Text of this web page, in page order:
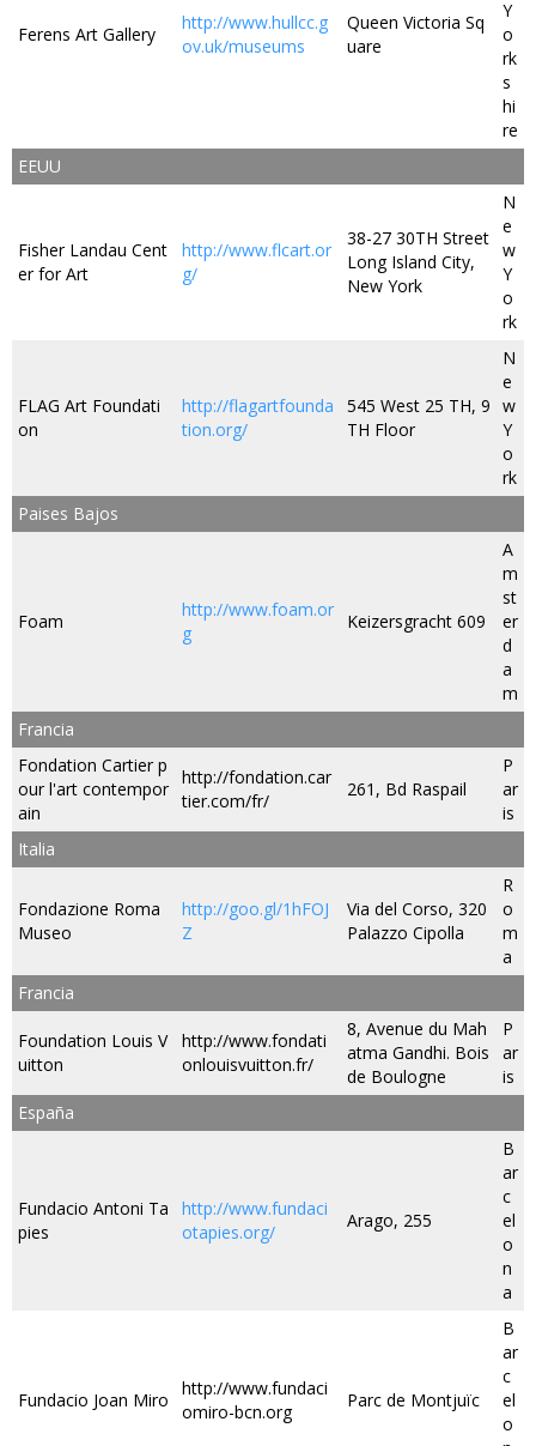
Ferens Art Gallery
http://www.hullcc.g
ov.uk/museums
Queen Victoria Sq
uare
Y
o
rk
s
hi
re
EEUU
Fisher Landau Cent
er for Art
http://www.flcart.or
g/
38-27 30TH Street
Long Island City,
New York
N
e
w
Y
o
rk
FLAG Art Foundati
on
http://flagartfounda
tion.org/
545 West 25 TH, 9
TH Floor
N
e
w
Y
o
rk
Paises Bajos
Foam
http://www.foam.or
g
Keizersgracht 609
A
m
st
er
d
a
m
Francia
Fondation Cartier p
our l'art contempor
ain
http://fondation.car
tier.com/fr/
261, Bd Raspail
P
ar
is
Italia
Fondazione Roma
Museo
http://goo.gl/1hFOJ
Z
Via del Corso, 320
Palazzo Cipolla
R
o
m
a
Francia
Foundation Louis V
uitton
http://www.fondati
onlouisvuitton.fr/
8, Avenue du Mah
atma Gandhi. Bois
de Boulogne
P
ar
is
España
Fundacio Antoni Ta
pies
http://www.fundaci
otapies.org/
Arago, 255
B
ar
c
el
o
n
a
Fundacio Joan Miro
http://www.fundaci
omiro-bcn.org
Parc de Montjuïc
B
ar
c
el
o